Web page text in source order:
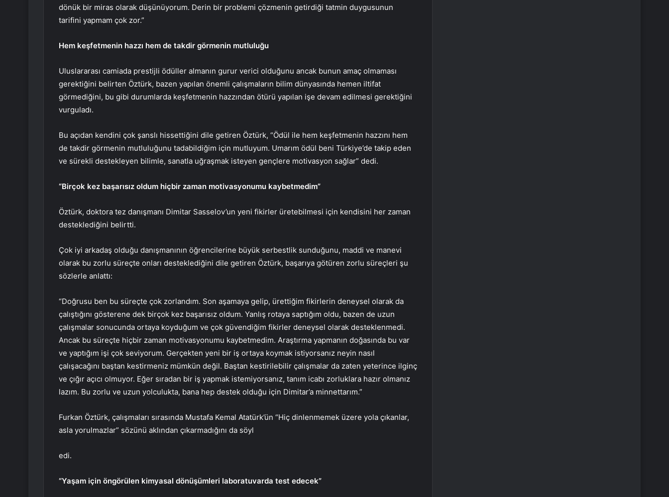
dönük bir miras olarak düşünüyorum. Derin bir problemi çözmenin getirdiği tatmin duygusunun
tarifini yapmam çok zor.”
Hem keşfetmenin hazzı hem de takdir görmenin mutluluğu
Uluslararası camiada prestijli ödüller almanın gurur verici olduğunu ancak bunun amaç olmaması
gerektiğini belirten Öztürk, bazen yapılan önemli çalışmaların bilim dünyasında hemen iltifat
görmediğini, bu gibi durumlarda keşfetmenin hazzından ötürü yapılan işe devam edilmesi gerektiğini
vurguladı.
Bu açıdan kendini çok şanslı hissettiğini dile getiren Öztürk, “Ödül ile hem keşfetmenin hazzını hem
de takdir görmenin mutluluğunu tadabildiğim için mutluyum. Umarım ödül beni Türkiye’de takip eden
ve sürekli destekleyen bilimle, sanatla uğraşmak isteyen gençlere motivasyon sağlar” dedi.
“Birçok kez başarısız oldum hiçbir zaman motivasyonumu kaybetmedim”
Öztürk, doktora tez danışmanı Dimitar Sasselov’un yeni fikirler üretebilmesi için kendisini her zaman
desteklediğini belirtti.
Çok iyi arkadaş olduğu danışmanının öğrencilerine büyük serbestlik sunduğunu, maddi ve manevi
olarak bu zorlu süreçte onları desteklediğini dile getiren Öztürk, başarıya götüren zorlu süreçleri şu
sözlerle anlattı:
“Doğrusu ben bu süreçte çok zorlandım. Son aşamaya gelip, ürettiğim fikirlerin deneysel olarak da
çalıştığını gösterene dek birçok kez başarısız oldum. Yanlış rotaya saptığım oldu, bazen de uzun
çalışmalar sonucunda ortaya koyduğum ve çok güvendiğim fikirler deneysel olarak desteklenmedi.
Ancak bu süreçte hiçbir zaman motivasyonumu kaybetmedim. Araştırma yapmanın doğasında bu var
ve yaptığım işi çok seviyorum. Gerçekten yeni bir iş ortaya koymak istiyorsanız neyin nasıl
çalışacağını baştan kestirmeniz mümkün değil. Baştan kestirilebilir çalışmalar da zaten yeterince ilginç
ve çığır açıcı olmuyor. Eğer sıradan bir iş yapmak istemiyorsanız, tanım icabı zorluklara hazır olmanız
lazım. Bu zorlu ve uzun yolculukta, bana hep destek olduğu için Dimitar’a minnettarım.”
Furkan Öztürk, çalışmaları sırasında Mustafa Kemal Atatürk’ün “Hiç dinlenmemek üzere yola çıkanlar,
asla yorulmazlar” sözünü aklından çıkarmadığını da söyl
edi.
“Yaşam için öngörülen kimyasal dönüşümleri laboratuvarda test edecek”